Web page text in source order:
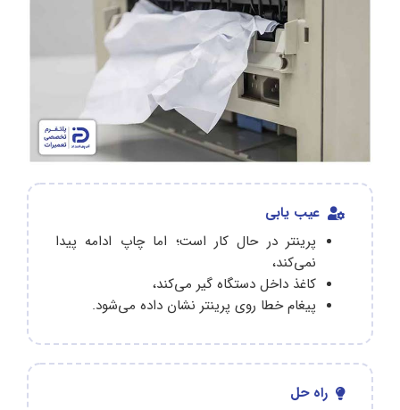
عیب یابی
پرینتر در حال کار است؛ اما چاپ ادامه پیدا
نمی‌کند،
کاغذ داخل دستگاه گیر می‌کند،
پیغام خطا روی پرینتر نشان داده می‌شود.
راه حل